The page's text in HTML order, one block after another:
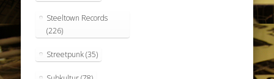
Steeltown Records
(226)
Streetpunk(35)